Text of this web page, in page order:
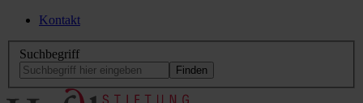
Kontakt
Suchbegriff